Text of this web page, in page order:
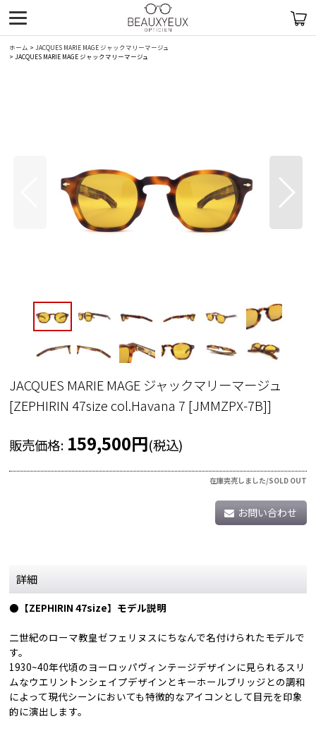
ホーム > JACQUES MARIE MAGE ジャックマリーマージュ
> JACQUES MARIE MAGE ジャックマリーマージュ
JACQUES MARIE MAGE ジャックマリーマージュ
[ZEPHIRIN 47size col.Havana 7 [JMMZPX-7B]]
販売価格: 159,500円(税込)
在庫完売しました/SOLD OUT
お問い合わせ
詳細
●【ZEPHIRIN 47size】モデル説明
二世紀のローマ教皇ゼフェリヌスにちなんで名付けられたモデルで
す。
1930~40年代頃のヨーロッパヴィンテージデザインに見られるスリ
ムなウエリントンシェイプデザインとキーホールブリッジとの調和
によって現代シーンにおいても特徴的なアイコンとして目元を印象
的に演出します。